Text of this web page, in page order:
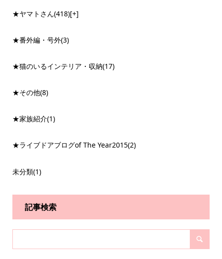
★ヤマトさん(418)[+]
★番外編・号外(3)
★猫のいるインテリア・収納(17)
★その他(8)
★家族紹介(1)
★ライブドアブログof The Year2015(2)
未分類(1)
記事検索